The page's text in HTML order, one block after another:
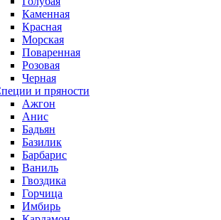
Каменная
Красная
Морская
Поваренная
Розовая
Черная
и пряности
Ажгон
Анис
Бадьян
Базилик
Барбарис
Ваниль
Гвоздика
Горчица
Имбирь